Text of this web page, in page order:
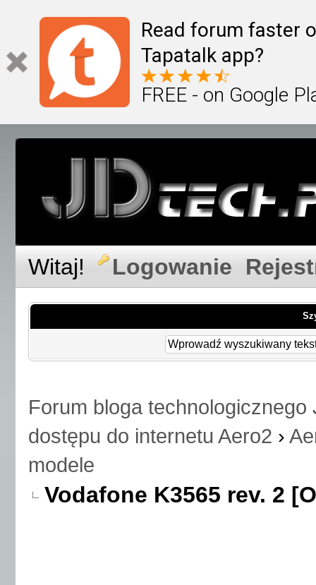
Read forum faster
Tapatalk app?
FREE - on Google
Witaj! Logowanie
Forum bloga technologicznego
dostępu do internetu Aero2 ›
modele
Vodafone K3565 rev. 2